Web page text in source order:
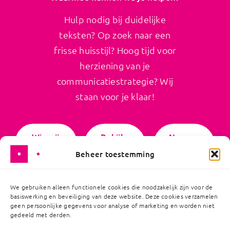
Beheer toestemming
We gebruiken alleen functionele cookies die noodzakelijk zijn voor de
basiswerking en beveiliging van deze website. Deze cookies verzamelen
geen persoonlijke gegevens voor analyse of marketing en worden niet
gedeeld met derden.
Hulp nodig bij duidelijke
teksten? Op zoek naar een
frisse huisstijl? Hoog tijd voor
herziening van je
communicatiestrategie? Wij
staan voor je klaar!
Wie wij
Bekijk
werk
Neem